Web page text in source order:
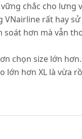
chắc cho lưng
VNairline rất hay
soát hơn mà vẫn
chọn size lớn
hơn XL là vừa